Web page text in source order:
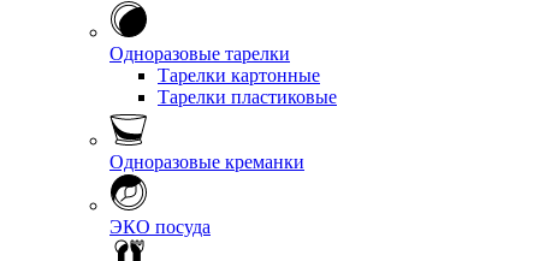
Одноразовые тарелки
Тарелки картонные
Тарелки пластиковые
Одноразовые креманки
ЭКО посуда